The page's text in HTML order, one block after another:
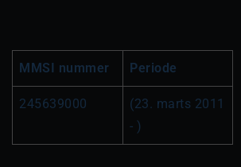
MMSI nummer Periode
245639000
(23. marts 2011
- )